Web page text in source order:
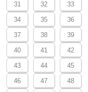
31 32 33
34 35 36
37 38 39
40 41 42
43 44 45
46 47 48